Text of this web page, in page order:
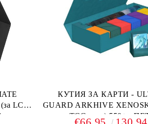
LCG,
КУТИЯ ЗА КАРТИ -
GUARD ARKHIVE
TCG и др) 550+ -